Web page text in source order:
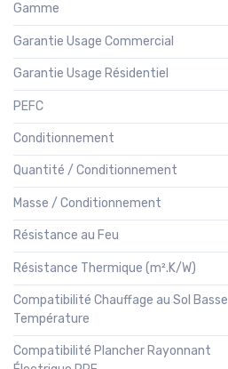
Gamme
Garantie Usage Commercial
Garantie Usage Résidentiel
PEFC
Conditionnement
Quantité / Conditionnement
Masse / Conditionnement
Résistance au Feu
Résistance Thermique (m².K/W)
Compatibilité Chauffage au Sol Basse
Température
Compatibilité Plancher Rayonnant